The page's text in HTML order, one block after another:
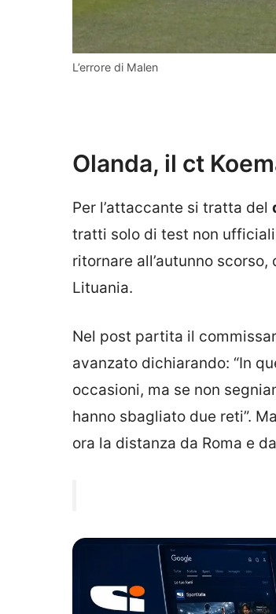
L’errore di Malen
Olanda, il ct
Per l’attaccante si tratta del
tratti solo di test non
ritornare all’autunno
Lituania.
Nel post partita il
avanzato dichiarando: “In
occasioni, ma se non
hanno sbagliato due reti”.
ora la distanza da Roma e